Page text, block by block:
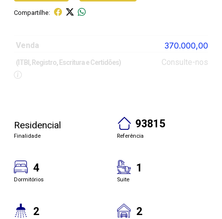
Compartilhe:
Venda 370.000,00
(ITBI, Registro, Escritura e Certidões) Consulte-nos
Residencial
Finalidade
93815
Referência
4
Dormitórios
1
Suite
2 2